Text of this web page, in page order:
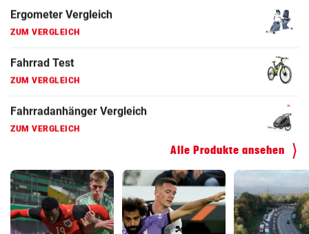
ZUM VERGLEICH
Alle Produkte ansehen